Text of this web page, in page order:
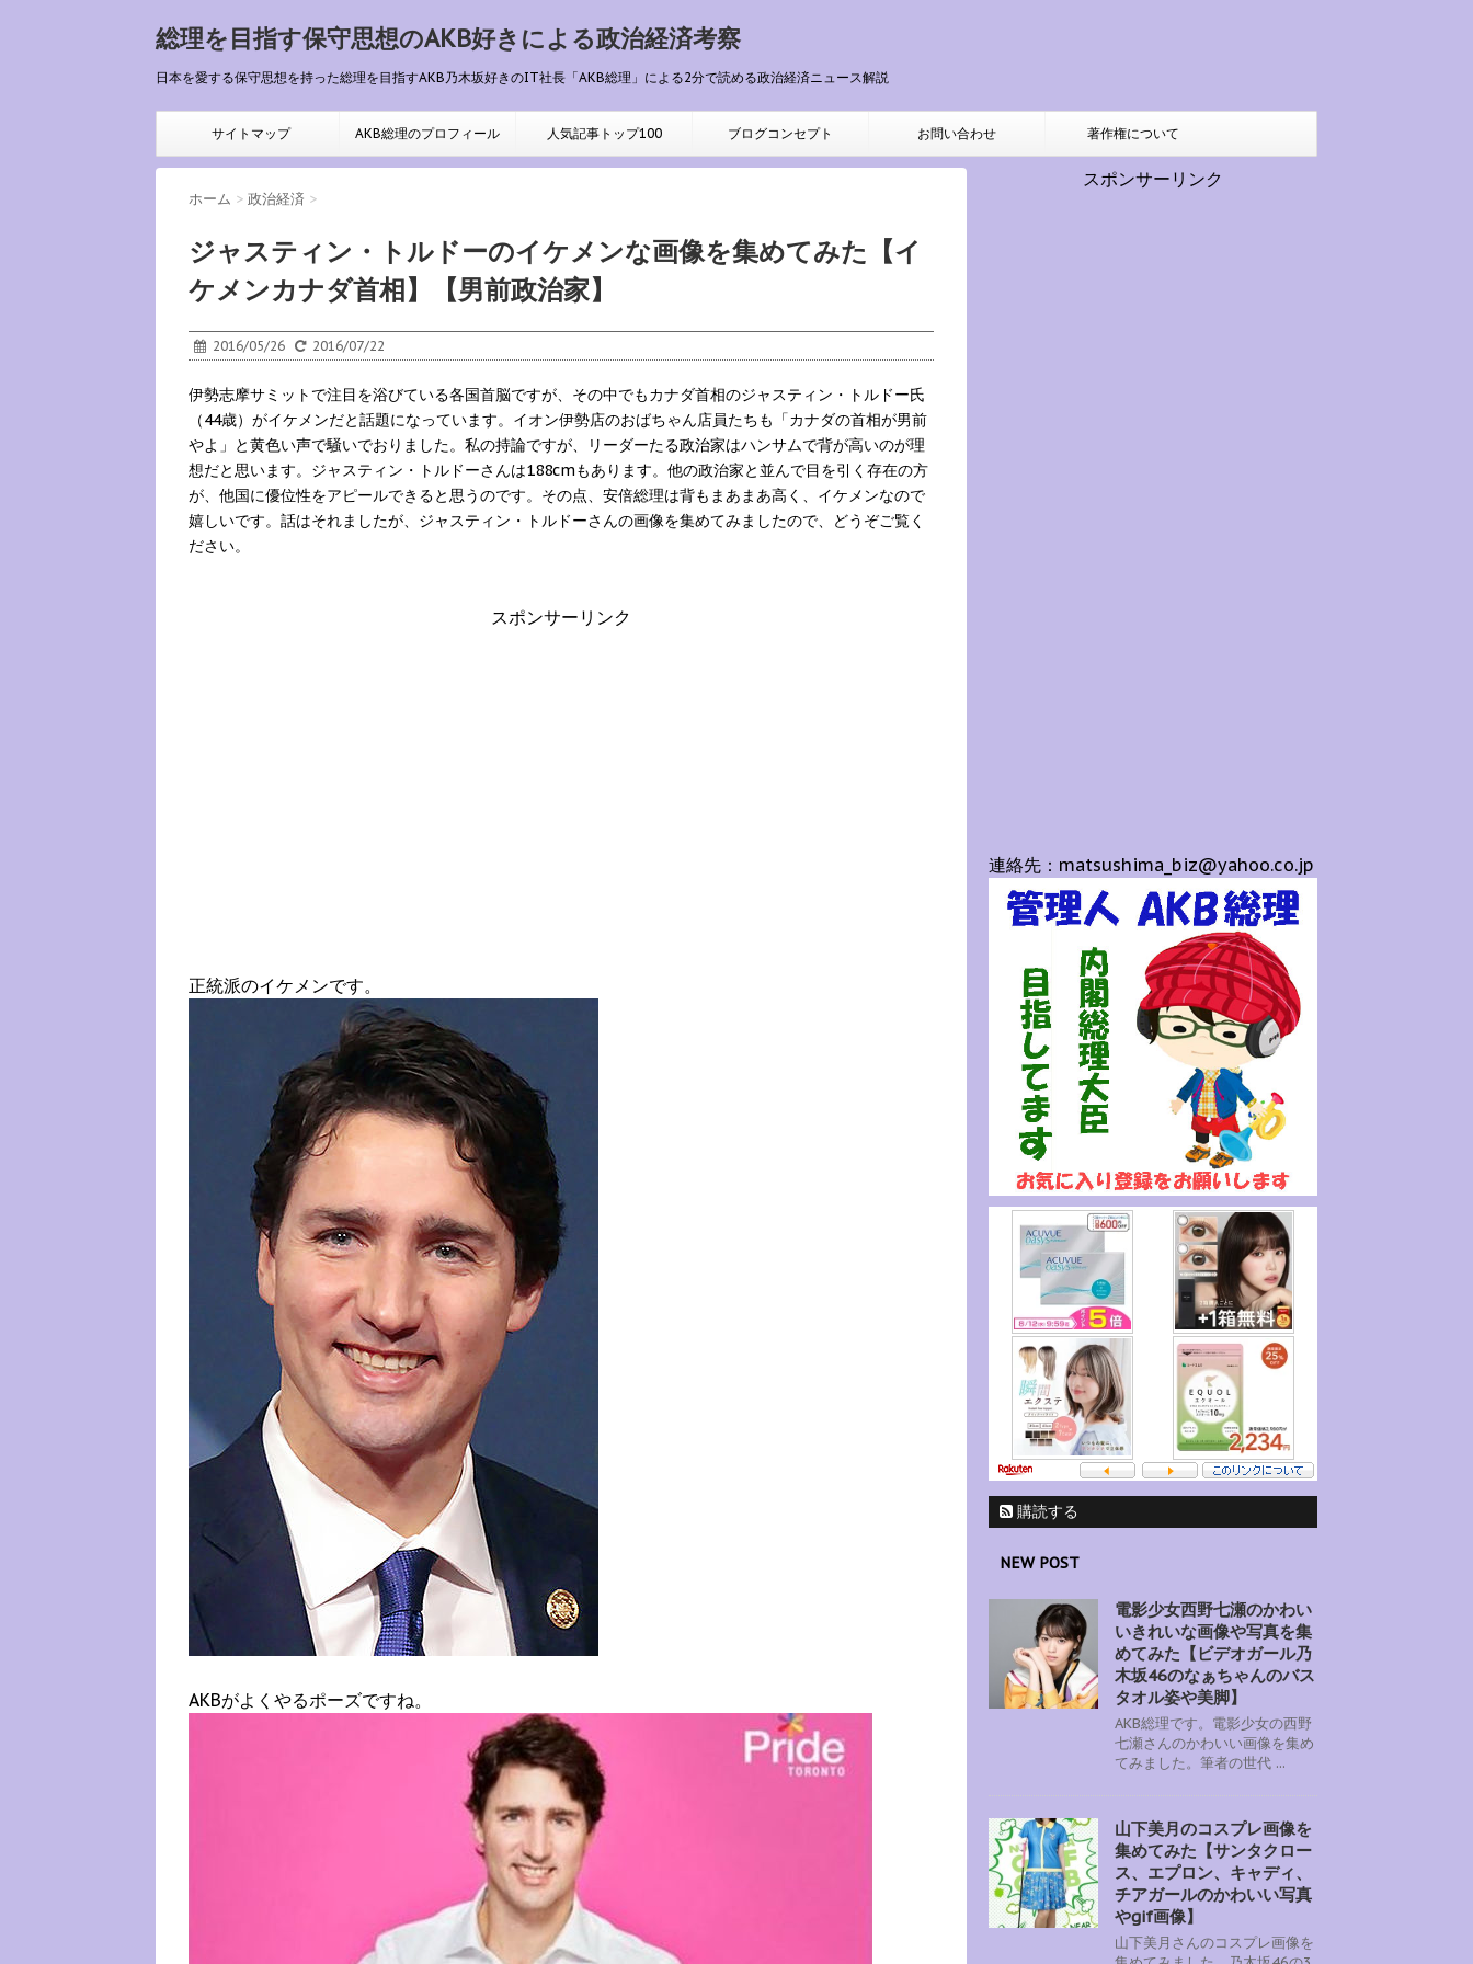
総理を目指す保守思想のAKB好きによる政治経済考察
日本を愛する保守思想を持った総理を目指すAKB乃木坂好きのIT社長「AKB総理」による2分で読める政治経済ニュース解説
サイトマップ AKB総理のプロフィール 人気記事トップ100 ブログコンセプト お問い合わせ 著作権について
ホーム > 政治経済 >
ジャスティン・トルドーのイケメンな画像を集めてみた【イ
ケメンカナダ首相】【男前政治家】
2016/05/26 2016/07/22
伊勢志摩サミットで注目を浴びている各国首脳ですが、その中でもカナダ首相のジャスティン・トルドー氏
（44歳）がイケメンだと話題になっています。イオン伊勢店のおばちゃん店員たちも「カナダの首相が男前
やよ」と黄色い声で騒いでおりました。私の持論ですが、リーダーたる政治家はハンサムで背が高いのが理
想だと思います。ジャスティン・トルドーさんは188cmもあります。他の政治家と並んで目を引く存在の方
が、他国に優位性をアピールできると思うのです。その点、安倍総理は背もまあまあ高く、イケメンなので
嬉しいです。話はそれましたが、ジャスティン・トルドーさんの画像を集めてみましたので、どうぞご覧く
ださい。
スポンサーリンク
正統派のイケメンです。
AKBがよくやるポーズですね。
スポンサーリンク
連絡先：matsushima_biz@yahoo.co.jp
購読する
NEW POST
電影少女西野七瀬のかわい
いきれいな画像や写真を集
めてみた【ビデオガール乃
木坂46のなぁちゃんのバス
タオル姿や美脚】
AKB総理です。電影少女の西野
七瀬さんのかわいい画像を集め
てみました。筆者の世代 ...
山下美月のコスプレ画像を
集めてみた【サンタクロー
ス、エプロン、キャディ、
チアガールのかわいい写真
やgif画像】
山下美月さんのコスプレ画像を